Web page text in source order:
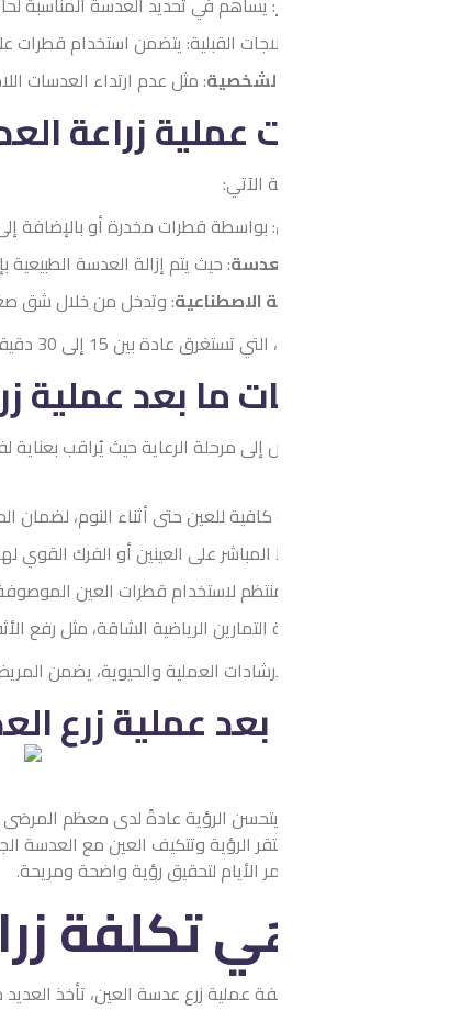
القبلية: يتضمن استخدام قطرات علاجية للعين وتوقف
: مثل عدم ارتداء العدسات اللاصقة لبضعة أيام قبل
زراعة العدسات
: بواسطة قطرات مخدرة أو بالإضافة إلى دواء لتهدئة المريض.
: حيث يتم إزالة العدسة الطبيعية بإحكام، إما بواسطة
: وتدخل من خلال شق صغير في العين لتحل محل
ما بعد عملية زرع
إلى مرحلة الرعاية حيث يُراقب بعناية لفترة قصيرة قبل أن
للعين حتى أثناء النوم، لضمان الحماية اللازمة للعملية
على العينين أو الفرك القوي لها، للحفاظ على العدسات
لاستخدام قطرات العين الموصوفة من قبل الطبيب،
الرياضية الشاقة، مثل رفع الأثقال، حتى يحدده
العملية والحيوية، يضمن المريض تجربة عملية زرع
بعد عملية زرع العدسات
يتحسن الرؤية عادةً لدى معظم المرضى بشكل تدريجي، حيث
الرؤية وتتكيف العين مع العدسة الجديدة تجربة
الأيام لتحقيق رؤية واضحة ومريحة.
تكلفة زراعة
عملية زرع عدسة العين، تأخذ العديد من العوامل دوراً